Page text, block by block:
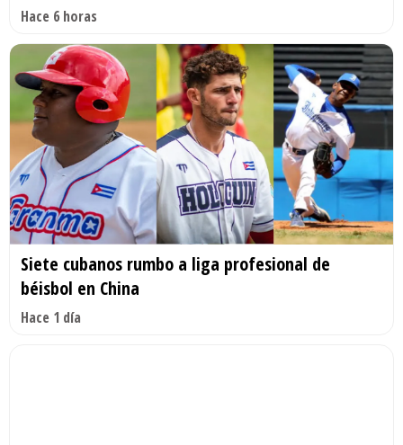
Hace 6 horas
Siete cubanos rumbo a liga profesional de
béisbol en China
Hace 1 día